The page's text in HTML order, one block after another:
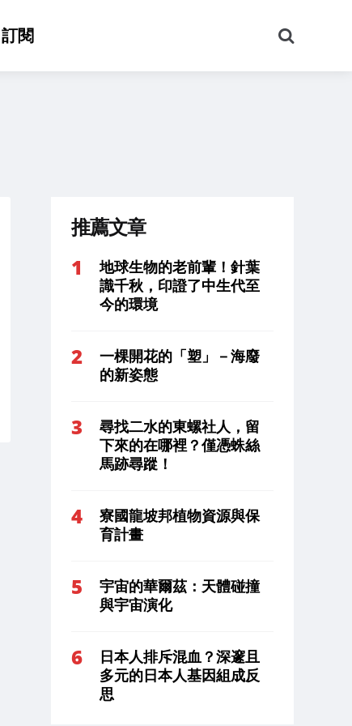
訂閱
尋
推薦文章
地球生物的老前輩！針葉
識千秋，印證了中生代至
今的環境
一棵開花的「塑」－海廢
的新姿態
尋找二水的東螺社人，留
下來的在哪裡？僅憑蛛絲
馬跡尋蹤！
寮國龍坡邦植物資源與保
育計畫
宇宙的華爾茲：天體碰撞
與宇宙演化
日本人排斥混血？深邃且
多元的日本人基因組成反
思